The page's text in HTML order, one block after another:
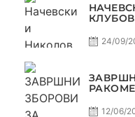
С5Е224/09/
С4Е11
12/06/